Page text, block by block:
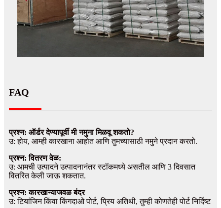
FAQ
प्रश्न: ऑर्डर देण्यापूर्वी मी नमुना मिळवू शकतो?
उ: होय, आम्ही कारखाना आहोत आणि तुमच्यासाठी नमुने प्रदान करतो.
प्रश्न: वितरण वेळ:
उ: आमची उत्पादने उत्पादनानंतर स्टॉकमध्ये असतील आणि 3 दिवसात
वितरित केली जाऊ शकतात.
प्रश्न: कारखान्याजवळ बंदर
उ: टियांजिन किंवा किंगदाओ पोर्ट, प्रिय अतिथी, तुम्ही कोणतेही पोर्ट निर्दिष्ट